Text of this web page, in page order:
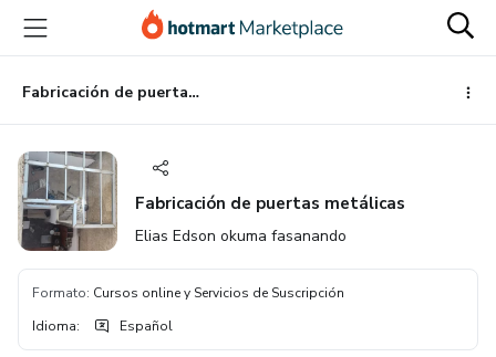
principal
página
de
página
Fabricación de puertas metálicas
Fabricación de puertas metálicas
Elias Edson okuma fasanando
Formato: Cursos online y Servicios de Suscripción
Idioma: Español